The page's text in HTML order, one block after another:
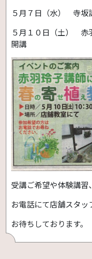
５月７日（水） 寺
５月１０日（土）
開講
受講ご希望や体験講
お電話にて店舗スタッ
お待ちしております。